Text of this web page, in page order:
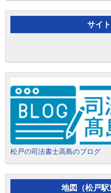
サイ
松戸の司法書士高島のブログ
地図（松戸駅